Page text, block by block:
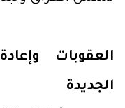
العقوبات
الجديدة